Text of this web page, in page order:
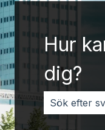
Hur
dig?
Det finns